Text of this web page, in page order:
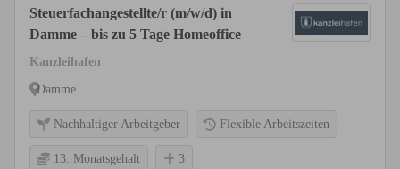
Steuerfachangestellte/r (m/w/d) in
Damme – bis zu 5 Tage Homeoffice
Kanzleihafen
Damme
Nachhaltiger Arbeitgeber Flexible Arbeitszeiten
13. Monatsgehalt 3